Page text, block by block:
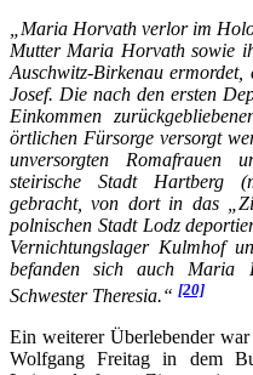
„Maria Horvath verlor im
Mutter Maria Horvath sowie
Auschwitz-Birkenau
Josef. Die nach den ersten
Einkommen
örtlichen Fürsorge versorgt
unversorgten Romafrauen
steirische Stadt Hartberg
gebracht, von dort in das
polnischen Stadt Lodz
Vernichtungslager Kulmhof
befanden sich auch Maria
Schwester Theresia.“ [20]
Ein weiterer Überlebender
Wolfgang Freitag in dem